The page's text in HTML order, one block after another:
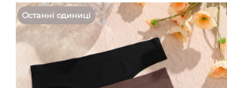
Відтінок кольору може незначно
Останні одиниці